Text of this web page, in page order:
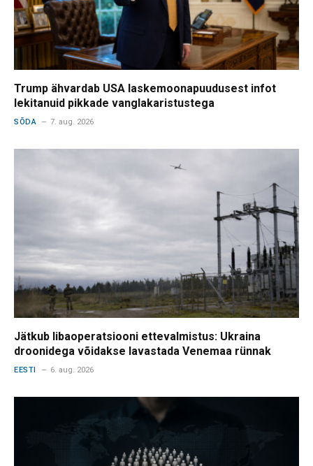
Trump ähvardab USA laskemoonapuudusest infot
lekitanuid pikkade vanglakaristustega
SÕDA 7. aug. 2026
Jätkub libaoperatsiooni ettevalmistus: Ukraina
droonidega võidakse lavastada Venemaa rünnak
EESTI 6. aug. 2026